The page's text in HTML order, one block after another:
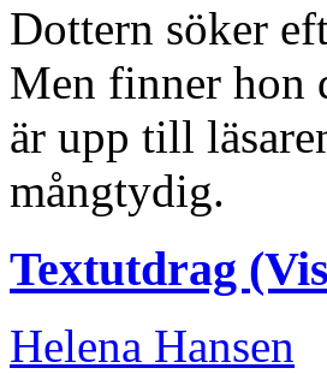
Dottern söker
Men finner hon
är upp till
mångtydig.
Textutdrag
Helena Hansen